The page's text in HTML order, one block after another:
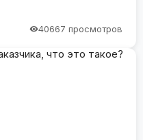
40667 просмотров